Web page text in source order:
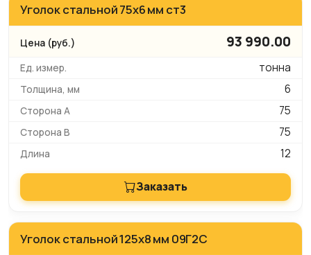
Уголок стальной 75х6 мм ст3
93 990.00
тонна
6
75
75
12
Заказать
Уголок стальной 125х8 мм 09Г2С